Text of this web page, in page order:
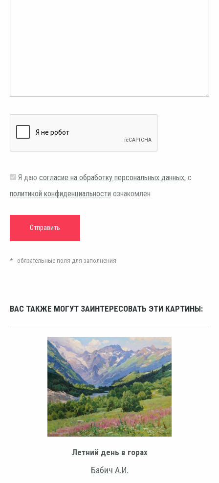
Я даю согласие на обработку персональных данных, с
политикой конфиденциальности ознакомлен
* - обязательные поля для заполнения
ВАС ТАКЖЕ МОГУТ ЗАИНТЕРЕСОВАТЬ ЭТИ КАРТИНЫ:
Летний день в горах
Бабич А.И.